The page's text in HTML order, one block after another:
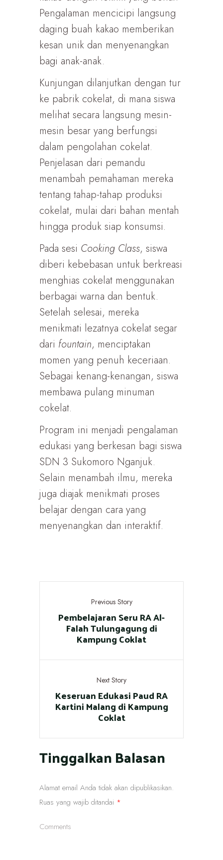
Pengalaman mencicipi langsung
daging buah kakao memberikan
kesan unik dan menyenangkan
bagi anak-anak.
Kunjungan dilanjutkan dengan tur
ke pabrik cokelat, di mana siswa
melihat secara langsung mesin-
mesin besar yang berfungsi
dalam pengolahan cokelat.
Penjelasan dari pemandu
menambah pemahaman mereka
tentang tahap-tahap produksi
cokelat, mulai dari bahan mentah
hingga produk siap konsumsi.
Pada sesi Cooking Class, siswa
diberi kebebasan untuk berkreasi
menghias cokelat menggunakan
berbagai warna dan bentuk.
Setelah selesai, mereka
menikmati lezatnya cokelat segar
dari fountain, menciptakan
momen yang penuh keceriaan.
Sebagai kenang-kenangan, siswa
membawa pulang minuman
cokelat.
Program ini menjadi pengalaman
edukasi yang berkesan bagi siswa
SDN 3 Sukomoro Nganjuk.
Selain menambah ilmu, mereka
juga diajak menikmati proses
belajar dengan cara yang
menyenangkan dan interaktif.
Previous Story
Pembelajaran Seru RA Al-
Falah Tulungagung di
Kampung Coklat
Next Story
Keseruan Edukasi Paud RA
Kartini Malang di Kampung
Coklat
Tinggalkan Balasan
Alamat email Anda tidak akan dipublikasikan.
Ruas yang wajib ditandai *